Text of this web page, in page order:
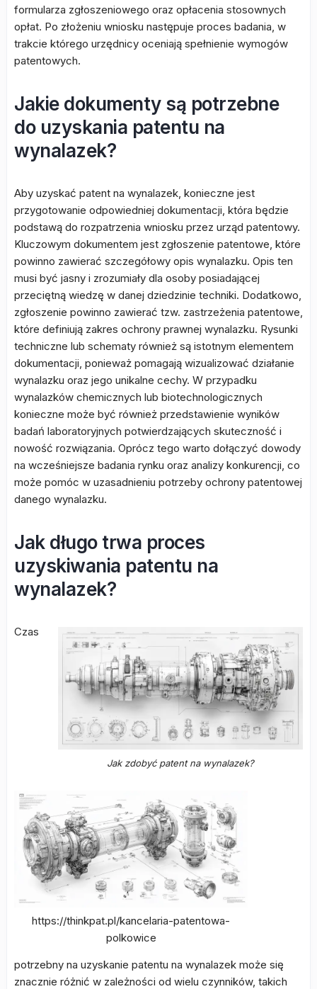
formularza zgłoszeniowego oraz opłacenia stosownych
opłat. Po złożeniu wniosku następuje proces badania, w
trakcie którego urzędnicy oceniają spełnienie wymogów
patentowych.
Jakie dokumenty są potrzebne
do uzyskania patentu na
wynalazek?
Aby uzyskać patent na wynalazek, konieczne jest
przygotowanie odpowiedniej dokumentacji, która będzie
podstawą do rozpatrzenia wniosku przez urząd patentowy.
Kluczowym dokumentem jest zgłoszenie patentowe, które
powinno zawierać szczegółowy opis wynalazku. Opis ten
musi być jasny i zrozumiały dla osoby posiadającej
przeciętną wiedzę w danej dziedzinie techniki. Dodatkowo,
zgłoszenie powinno zawierać tzw. zastrzeżenia patentowe,
które definiują zakres ochrony prawnej wynalazku. Rysunki
techniczne lub schematy również są istotnym elementem
dokumentacji, ponieważ pomagają wizualizować działanie
wynalazku oraz jego unikalne cechy. W przypadku
wynalazków chemicznych lub biotechnologicznych
konieczne może być również przedstawienie wyników
badań laboratoryjnych potwierdzających skuteczność i
nowość rozwiązania. Oprócz tego warto dołączyć dowody
na wcześniejsze badania rynku oraz analizy konkurencji, co
może pomóc w uzasadnieniu potrzeby ochrony patentowej
danego wynalazku.
Jak długo trwa proces
uzyskiwania patentu na
wynalazek?
Jak zdobyć patent na wynalazek?
https://thinkpat.pl/kancelaria-patentowa-
polkowice
Czas
potrzebny na uzyskanie patentu na wynalazek może się
znacznie różnić w zależności od wielu czynników, takich